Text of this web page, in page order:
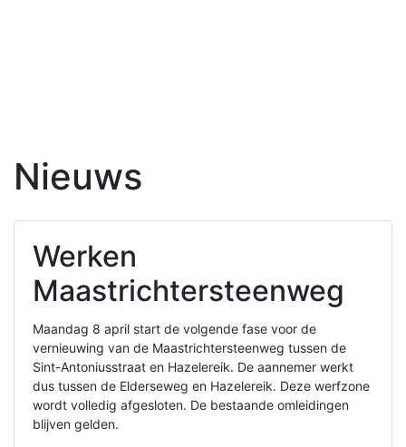
Nieuws
Werken
Maastrichtersteenweg
Maandag 8 april start de volgende fase voor de
vernieuwing van de Maastrichtersteenweg tussen de
Sint-Antoniusstraat en Hazelereik. De aannemer werkt
dus tussen de Elderseweg en Hazelereik. Deze werfzone
wordt volledig afgesloten. De bestaande omleidingen
blijven gelden.